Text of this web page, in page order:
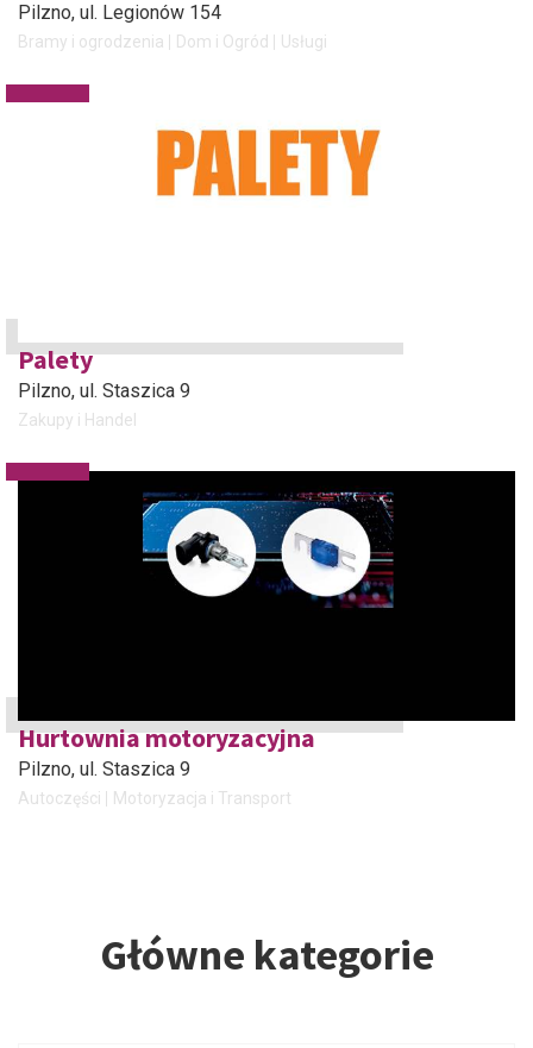
Pilzno, ul. Legionów 154
Bramy i ogrodzenia Dom i Ogród Usługi
Palety
Pilzno, ul. Staszica 9
Zakupy i Handel
Hurtownia motoryzacyjna
Pilzno, ul. Staszica 9
Autoczęści Motoryzacja i Transport
Główne kategorie